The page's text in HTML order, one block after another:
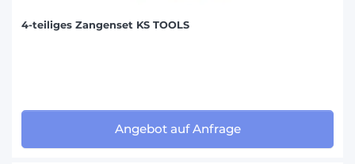
4-teiliges Zangenset KS TOOLS
Angebot auf Anfrage